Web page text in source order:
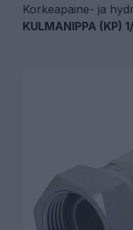
Korkeapaine- ja
KULMANIPPA (KP)